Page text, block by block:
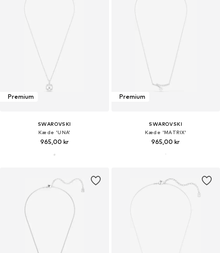
Premium
SWAROVSKI
Kæde 'UNA'
965,00 kr
Premium
SWAROVSKI
Kæde 'MATRIX'
965,00 kr